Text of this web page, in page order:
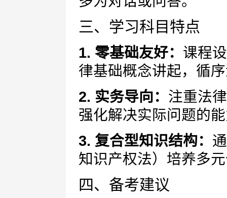
三、学习科目特点
1. 零基础友好： 课程
律基础概念讲起，循
2. 实务导向： 注重法
强化解决实际问题的
3. 复合型知识结构：
知识产权法）培养多
四、备考建议